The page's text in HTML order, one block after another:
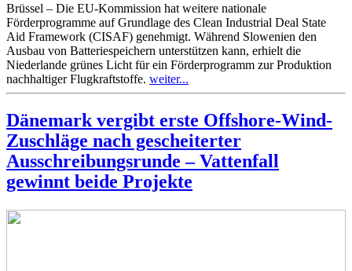
Brüssel – Die EU-Kommission hat weitere nationale
Förderprogramme auf Grundlage des Clean Industrial Deal State
Aid Framework (CISAF) genehmigt. Während Slowenien den
Ausbau von Batteriespeichern unterstützen kann, erhielt die
Niederlande grünes Licht für ein Förderprogramm zur Produktion
nachhaltiger Flugkraftstoffe. weiter...
Dänemark vergibt erste Offshore-Wind-
Zuschläge nach gescheiterter
Ausschreibungsrunde – Vattenfall
gewinnt beide Projekte